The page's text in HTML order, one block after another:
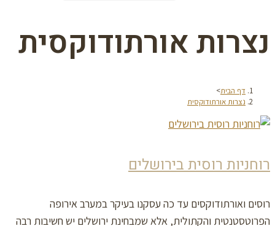
נצרות אורתודוקסית
דף הבית>
נצרות אורתודוקסית
רוחניות רוסית בירושלים
רוסים ואורתודוקסים עד כה עסקנו בעיקר במערב אירופה
הפרוטסטנטית והקתולית, אלא שמבחינת ירושלים יש חשיבות רבה